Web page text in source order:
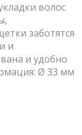
волос
заботятся
и
и удобно
Ø 33 мм